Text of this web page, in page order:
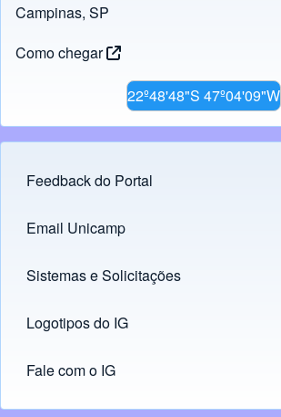
Campinas, SP
Como chegar
22º48'48"S 47º04'09"W
Footer menu
Feedback do Portal
Links
Email Unicamp
(opens in new tab)
Sistemas e Solicitações
(opens in new tab)
Logotipos do IG
(opens in new tab)
Fale com o IG